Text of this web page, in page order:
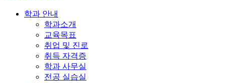
학과 안내
학과소개
교육목표
취업 및 진로
취득 자격증
학과 사무실
전공 실습실